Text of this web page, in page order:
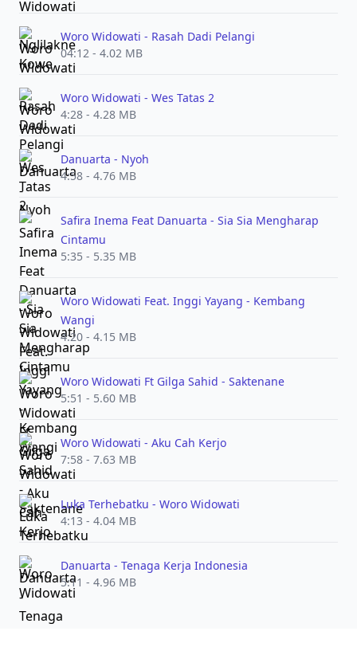
Woro Widowati - Rasah Dadi Pelangi
04:12 - 4.02 MB
Woro Widowati - Wes Tatas 2
4:28 - 4.28 MB
Danuarta - Nyoh
4:58 - 4.76 MB
Safira Inema Feat Danuarta - Sia Sia Mengharap
Cintamu
5:35 - 5.35 MB
Woro Widowati Feat. Inggi Yayang - Kembang
Wangi
4:20 - 4.15 MB
Woro Widowati Ft Gilga Sahid - Saktenane
5:51 - 5.60 MB
Woro Widowati - Aku Cah Kerjo
7:58 - 7.63 MB
Luka Terhebatku - Woro Widowati
4:13 - 4.04 MB
Danuarta - Tenaga Kerja Indonesia
5:11 - 4.96 MB